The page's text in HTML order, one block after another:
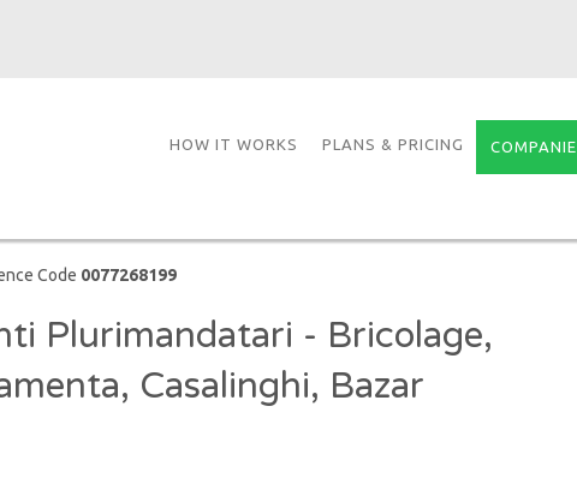
HOW IT WORKS PLANS & PRICING
Code 0077268199
Plurimandatari - Bricolage,
Casalinghi, Bazar